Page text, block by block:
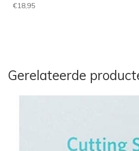
€18,95
Gerelateerde